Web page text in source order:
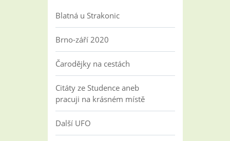
Blatná u Strakonic
Brno-září 2020
Čarodějky na cestách
Citáty ze Studence aneb
pracuji na krásném místě
Další UFO